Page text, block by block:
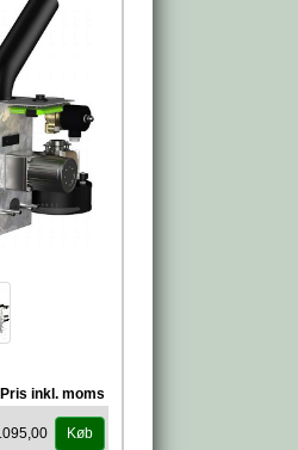
Pris inkl. moms
Køb